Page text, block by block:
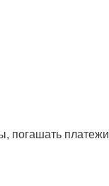
погашать платежи